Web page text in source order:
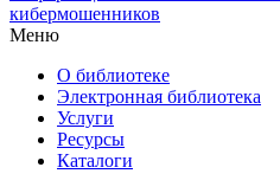
кибермошенников
Меню
О библиотеке
Электронная библиотека
Услуги
Ресурсы
Каталоги